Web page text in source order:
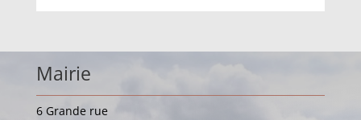
Mairie
6 Grande rue